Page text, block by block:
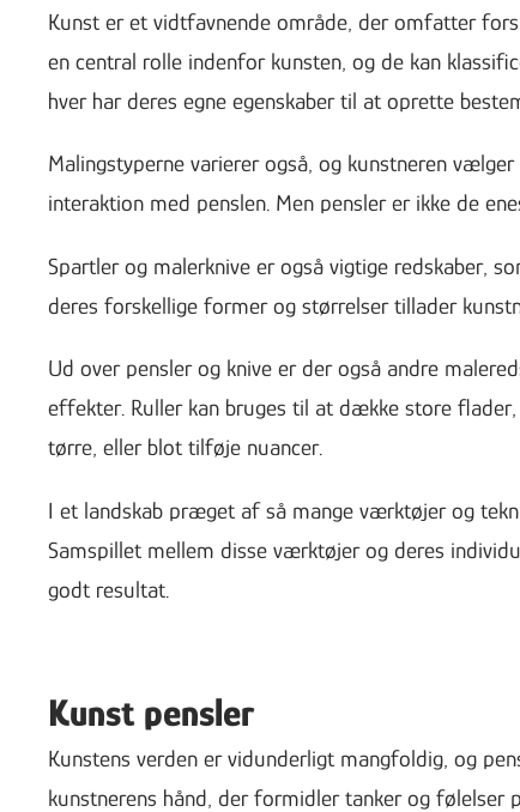
Kunst er et vidtfavnende område, der omfatter
en central rolle indenfor kunsten, og de kan
hver har deres egne egenskaber til at oprette
Malingstyperne varierer også, og kunstneren
interaktion med penslen. Men pensler er ikke de
Spartler og malerknive er også vigtige redskaber,
deres forskellige former og størrelser tillader
Ud over pensler og knive er der også andre
effekter. Ruller kan bruges til at dække store
tørre, eller blot tilføje nuancer.
I et landskab præget af så mange værktøjer og
Samspillet mellem disse værktøjer og deres
godt resultat.
Kunst pensler
Kunstens verden er vidunderligt mangfoldig, og
kunstnerens hånd, der formidler tanker og følelser